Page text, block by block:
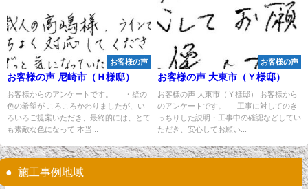
お客様の声
お客様の声 尼崎市（Ｈ様邸）
お客様からのアンケートです。 ・壁の
色の希望が ころころかわりましたが、い
ろいろご提案いただき、最終的には、とて
も素敵な色になって 本当...
お客様の声
お客様の声 大東市（Ｙ様邸）
お客様の声 大東市（Ｙ様邸） お客様から
のアンケートです。 工事に対してのき
っちりした説明・工事中の確認などしてい
ただき、安心してお願い...
施工事例地域